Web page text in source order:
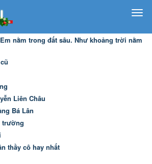
nằm trong đất sâu. Như khoảng trời nằm
Liên Châu
Bá Lân
trường
thầy cô hay nhất